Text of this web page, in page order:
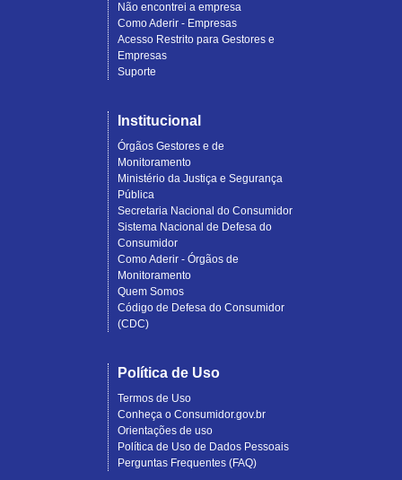
Não encontrei a empresa
Como Aderir - Empresas
Acesso Restrito para Gestores e
Empresas
Suporte
Institucional
Órgãos Gestores e de
Monitoramento
Ministério da Justiça e Segurança
Pública
Secretaria Nacional do Consumidor
Sistema Nacional de Defesa do
Consumidor
Como Aderir - Órgãos de
Monitoramento
Quem Somos
Código de Defesa do Consumidor
(CDC)
Política de Uso
Termos de Uso
Conheça o Consumidor.gov.br
Orientações de uso
Política de Uso de Dados Pessoais
Perguntas Frequentes (FAQ)